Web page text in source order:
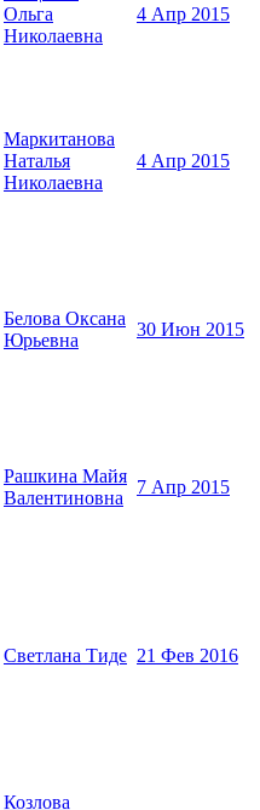
Ольга
Николаевна
4 Апр 2015
Маркитанова
Наталья
Николаевна
4 Апр 2015
Белова Оксана
Юрьевна
30 Июн 2015
Рашкина Майя
Валентиновна
7 Апр 2015
Светлана Тиде 21 Фев 2016
Козлова